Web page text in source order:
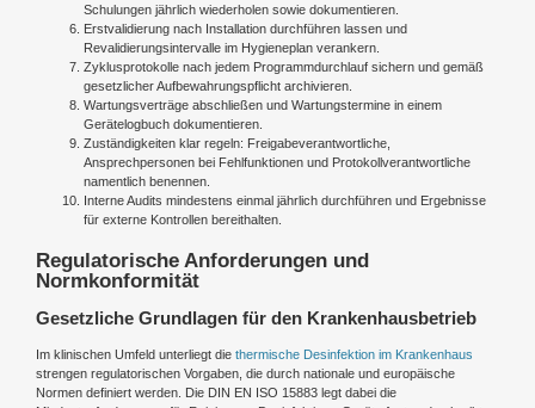
Schulungen jährlich wiederholen sowie dokumentieren.
Erstvalidierung nach Installation durchführen lassen und
Revalidierungsintervalle im Hygieneplan verankern.
Zyklusprotokolle nach jedem Programmdurchlauf sichern und gemäß
gesetzlicher Aufbewahrungspflicht archivieren.
Wartungsverträge abschließen und Wartungstermine in einem
Gerätelogbuch dokumentieren.
Zuständigkeiten klar regeln: Freigabeverantwortliche,
Ansprechpersonen bei Fehlfunktionen und Protokollverantwortliche
namentlich benennen.
Interne Audits mindestens einmal jährlich durchführen und Ergebnisse
für externe Kontrollen bereithalten.
Regulatorische Anforderungen und
Normkonformität
Gesetzliche Grundlagen für den Krankenhausbetrieb
Im klinischen Umfeld unterliegt die thermische Desinfektion im Krankenhaus
strengen regulatorischen Vorgaben, die durch nationale und europäische
Normen definiert werden. Die DIN EN ISO 15883 legt dabei die